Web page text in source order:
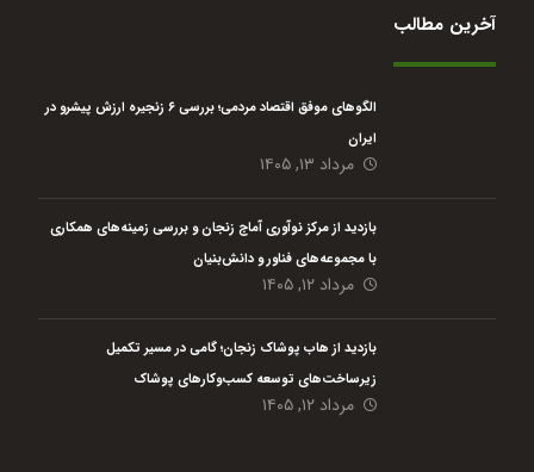
آخرین مطالب
الگوهای موفق اقتصاد مردمی؛ بررسی ۶ زنجیره ارزش پیشرو در
ایران
مرداد ۱۳, ۱۴۰۵
بازدید از مرکز نوآوری آماج زنجان و بررسی زمینه‌های همکاری
با مجموعه‌های فناور و دانش‌بنیان
مرداد ۱۲, ۱۴۰۵
بازدید از هاب پوشاک زنجان؛ گامی در مسیر تکمیل
زیرساخت‌های توسعه کسب‌وکارهای پوشاک
مرداد ۱۲, ۱۴۰۵